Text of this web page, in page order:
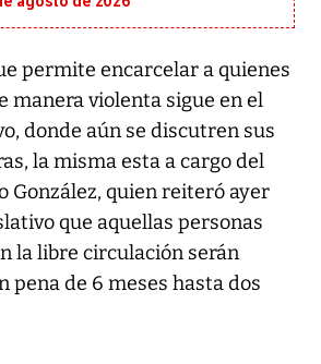
permite encarcelar a quienes
manera violenta sigue en el
donde aún se discutren sus
la misma esta a cargo del
González, quien reiteró ayer
que aquellas personas
la libre circulación serán
pena de 6 meses hasta dos